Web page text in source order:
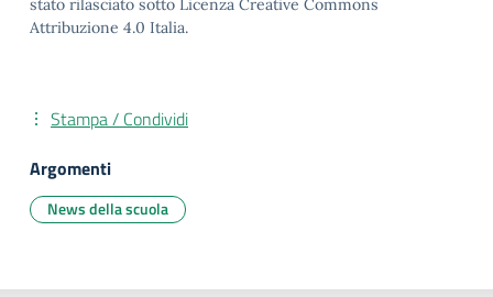
stato rilasciato sotto Licenza Creative Commons
Attribuzione 4.0 Italia.
Stampa / Condividi
Argomenti
News della scuola